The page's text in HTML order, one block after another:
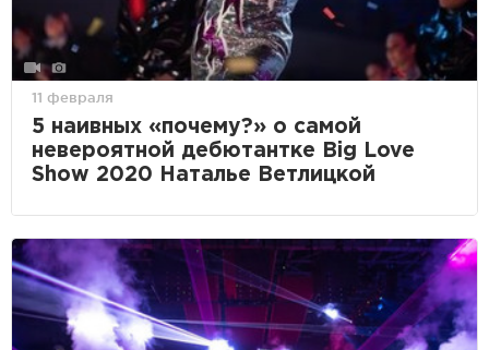
11 февраля
5 наивных «почему?» о самой
невероятной дебютантке Big Love
Show 2020 Наталье Ветлицкой